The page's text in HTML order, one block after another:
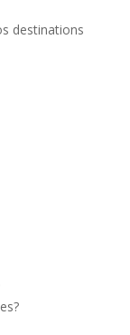
destinations